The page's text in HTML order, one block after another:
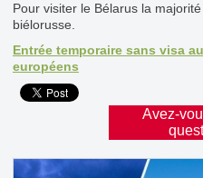
Pour visiter le Bélarus la
biélorusse.
Entrée temporaire sans visa
européens
Avez-